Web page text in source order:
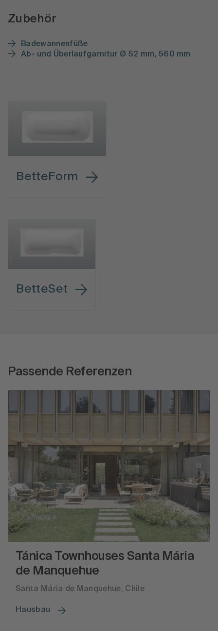
Zubehör
Badewannenfüße
Ab- und Überlaufgarnitur Ø 52 mm, 560 mm
BetteForm
BetteSet
Passende Referenzen
Tánica Townhouses Santa Mária
de Manquehue
Santa Mária de Manquehue, Chile
Hausbau